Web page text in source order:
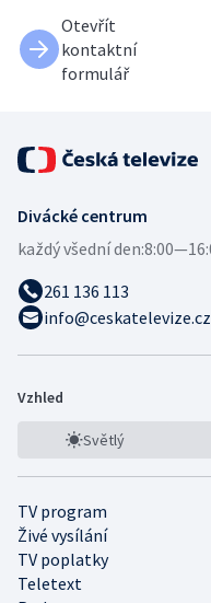
Otevřít
kontaktní
formulář
Divácké centrum
každý všední den:
261 136 113
info@ceskatelevize.cz
Vzhled
Světlý
TV program
Živé vysílání
TV poplatky
Teletext